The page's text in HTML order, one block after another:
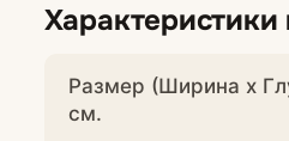
Размер (Ширина х
см.